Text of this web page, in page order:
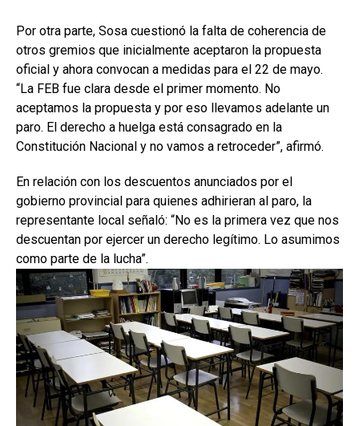
Por otra parte, Sosa cuestionó la falta de coherencia de
otros gremios que inicialmente aceptaron la propuesta
oficial y ahora convocan a medidas para el 22 de mayo.
“La FEB fue clara desde el primer momento. No
aceptamos la propuesta y por eso llevamos adelante un
paro. El derecho a huelga está consagrado en la
Constitución Nacional y no vamos a retroceder”, afirmó.
En relación con los descuentos anunciados por el
gobierno provincial para quienes adhirieran al paro, la
representante local señaló: “No es la primera vez que nos
descuentan por ejercer un derecho legítimo. Lo asumimos
como parte de la lucha”.